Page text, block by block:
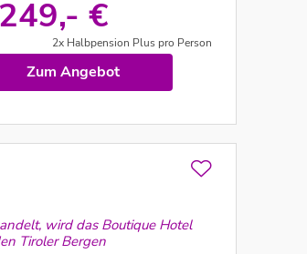
249,- €
2x Halbpension Plus pro Person
Zum Angebot
wird das Boutique Hotel
Tiroler Bergen